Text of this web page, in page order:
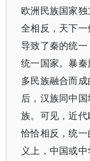
欧洲民族国家
全相反，天下
导致了秦的统
统一国家。暴
多民族融合而
后，汉族同中
族。可见，近代
恰恰相反，统
义上，中国或